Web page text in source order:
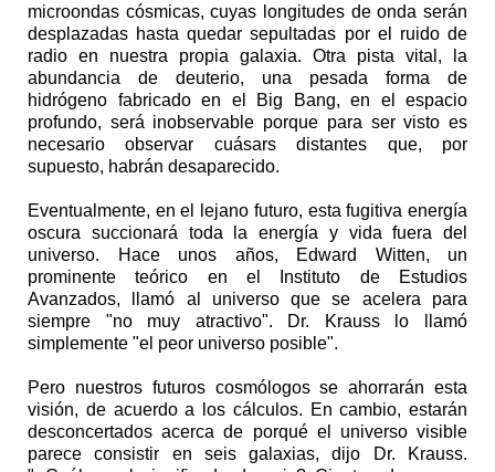
microondas cósmicas, cuyas longitudes de onda serán
desplazadas hasta quedar sepultadas por el ruido de
radio en nuestra propia galaxia. Otra pista vital, la
abundancia de deuterio, una pesada forma de
hidrógeno fabricado en el Big Bang, en el espacio
profundo, será inobservable porque para ser visto es
necesario observar cuásars distantes que, por
supuesto, habrán desaparecido.
Eventualmente, en el lejano futuro, esta fugitiva energía
oscura succionará toda la energía y vida fuera del
universo. Hace unos años, Edward Witten, un
prominente teórico en el Instituto de Estudios
Avanzados, llamó al universo que se acelera para
siempre "no muy atractivo". Dr. Krauss lo llamó
simplemente "el peor universo posible".
Pero nuestros futuros cosmólogos se ahorrarán esta
visión, de acuerdo a los cálculos. En cambio, estarán
desconcertados acerca de porqué el universo visible
parece consistir en seis galaxias, dijo Dr. Krauss.